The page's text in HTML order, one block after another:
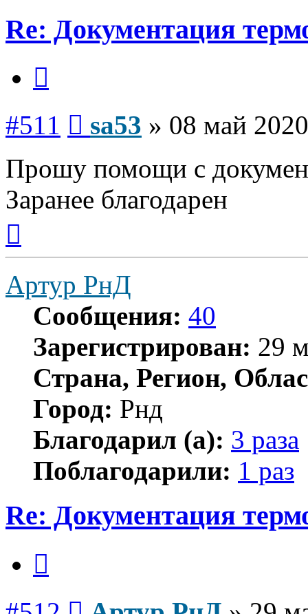
Re: Документация
#511 sa53 » 08 май
Прошу помощи с
Заранее благодарен
началу
Артур РнД
Сообщения: 40
Зарегистрирован: 29
Страна, Регион,
Город: Рнд
Благодарил (а): 3 раза
Поблагодарили: 1 раз
Re: Документация